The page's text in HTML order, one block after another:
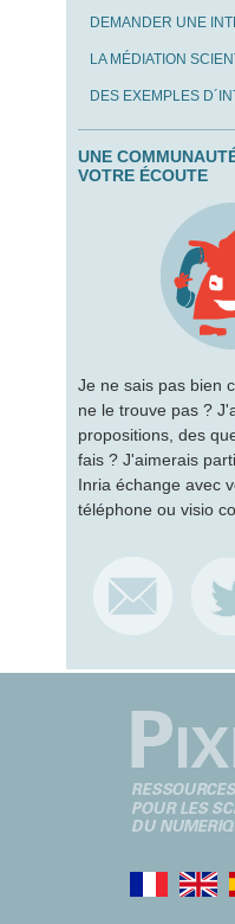
DEMANDER UNE
LA MÉDIATION
DES EXEMPLES
UNE
VOTRE ÉCOUTE
Je ne sais pas bien
ne le trouve pas ?
propositions, des
fais ? J'aimerais
Inria échange avec
téléphone ou visio